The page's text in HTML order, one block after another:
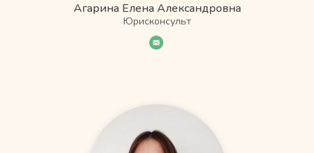
Агарина Елена Александровна
Юрисконсульт